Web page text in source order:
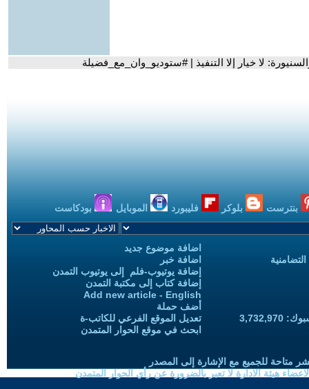
لا خيار إلا التنفيذ | #ستوديو_وان_مع_فضيلة
بنترست بلوكر فليبورد الموبايل بودكاست
اضافة موضوع جديد
اضافة خبر
إضافة يوتيوب-فلم إلى يوتيوب التمدن
إضافة كتاب إلى مكتبة التمدن
Add new article - English
أضف حملة
تعديل الموقع الفرعي للكاتب-ة
ابحث في موقع الحوار المتمدن
متاحة للجميع مع الإشارة إلى المصدر
هيئة الادارة لا تعبر بالضرورة عن رأي الحوار المتمدن